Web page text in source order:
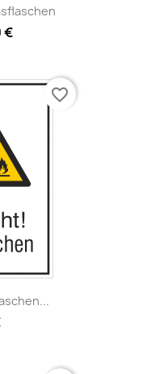
€
favorite_border